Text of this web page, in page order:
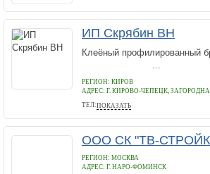
ИП Скрябин ВН
Клеёный
...
РЕГИОН: КИРОВ
АДРЕС: Г. КИРОВО-ЧЕПЕЦК,
ТЕЛ:ПОКАЗАТЬ
89127370066
ООО СК "ТВ-
РЕГИОН: МОСКВА
АДРЕС: Г. НАРО-ФОМИНСК